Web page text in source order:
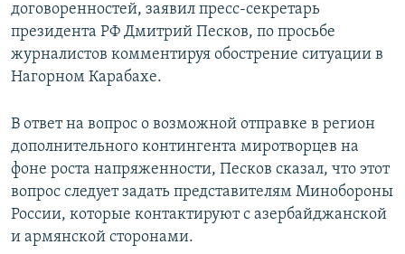
договоренностей, заявил пресс-секретарь
президента РФ Дмитрий Песков, по просьбе
журналистов комментируя обострение ситуации в
Нагорном Карабахе.
В ответ на вопрос о возможной отправке в регион
дополнительного контингента миротворцев на
фоне роста напряженности, Песков сказал, что этот
вопрос следует задать представителям Минобороны
России, которые контактируют с азербайджанской
и армянской сторонами.